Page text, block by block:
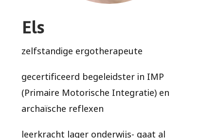
Els
zelfstandige ergotherapeute
gecertificeerd begeleidster in IMP
(Primaire Motorische Integratie) en
archaïsche reflexen
leerkracht lager onderwijs- gaat al